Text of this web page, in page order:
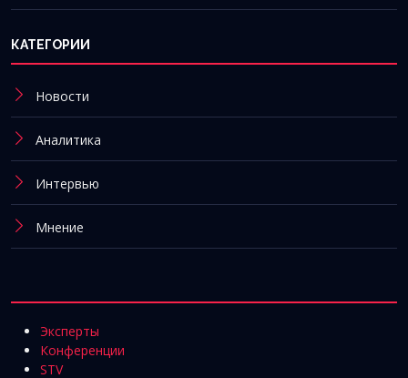
КАТЕГОРИИ
Новости
Аналитика
Интервью
Мнение
Эксперты
Конференции
STV